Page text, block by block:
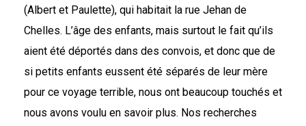
(Albert et Paulette), qui habitait la rue Jehan de
Chelles. L’âge des enfants, mais surtout le fait qu’ils
aient été déportés dans des convois, et donc que de
si petits enfants eussent été séparés de leur mère
pour ce voyage terrible, nous ont beaucoup touchés et
nous avons voulu en savoir plus. Nos recherches